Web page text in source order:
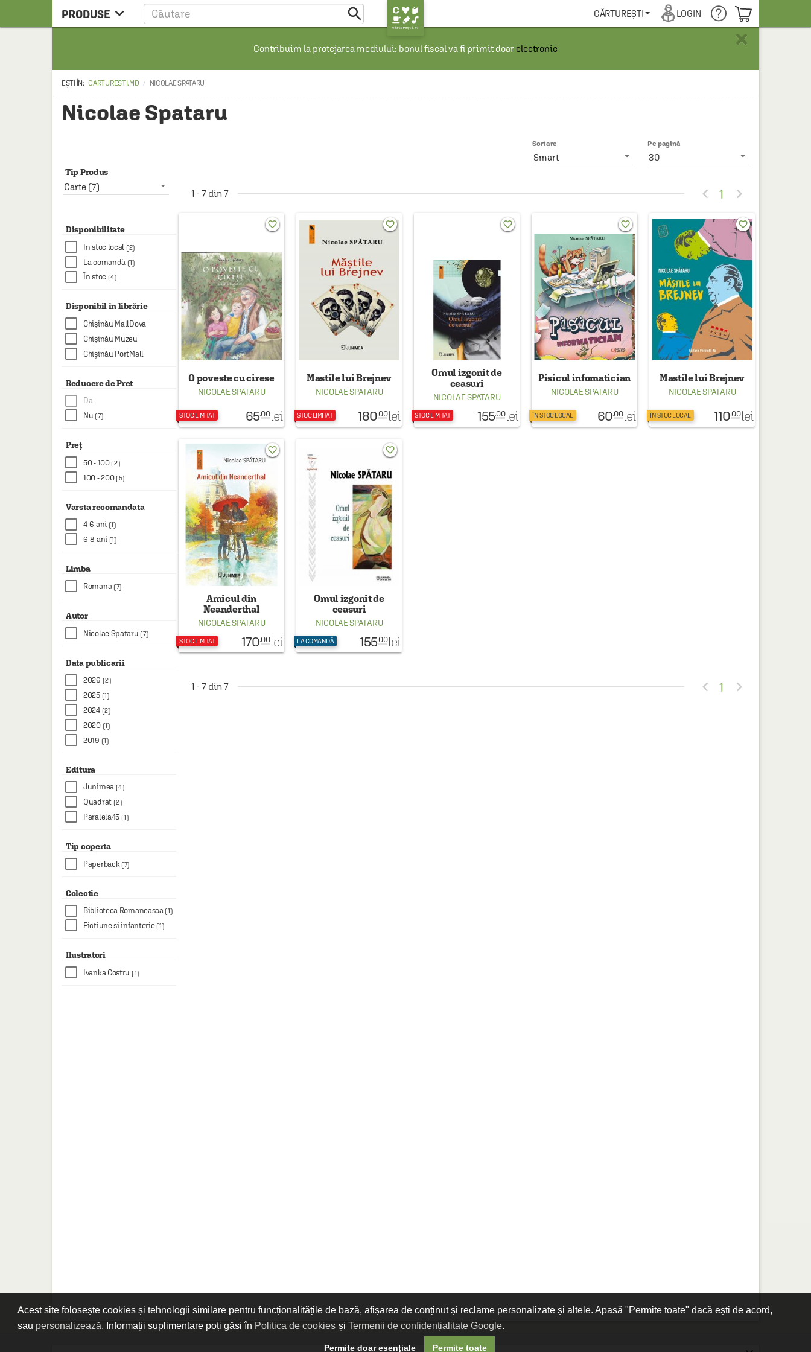
Acest site folosește cookies și tehnologii similare pentru funcționalitățile de bază, afișarea de conținut și reclame personalizate și altele. Apasă "Permite toate" dacă ești de acord,
sau personalizează. Informații suplimentare poți găsi în Politica de cookies și Termenii de confidențialitate Google.
Permite doar esențiale Permite toate
PRODUSE 
CARTE RUSA
RAFTURI ALESE
MUZICA
HOME & DECO
PAPETARIE
CEAI & ACCESORII
HAINE SI ACCESORII
JOCURI SI JUCARII
PLAYGROUND
COSMETICE
DISNEY
CURSURI LIMBI STRAINE
PROMOȚII ȘI SELECȚII
 CĂRTUREȘTI LOGIN COȘUL TĂU
×
Contribuim la protejarea mediului: bonul fiscal va fi primit doar electronic
CARTURESTI.MD NICOLAE SPATARU
Nicolae Spataru
Pe pagină
30
Sortare
Smart
Tip Produs
Carte (7)
Disponibilitate
In stoc local (2)
La comandă (1)
În stoc (4)
Disponibil în librărie
Chișinău MallDova
Chișinău Muzeu
Chișinău PortMall
Reducere de Pret
Da
Nu (7)
Preț
50 - 100 (2)
100 - 200 (5)
Varsta recomandata
4-6 ani (1)
6-8 ani (1)
Limba
Romana (7)
Autor
Nicolae Spataru (7)
Data publicarii
2026 (2)
2025 (1)
2024 (2)
2020 (1)
2019 (1)
Editura
Junimea (4)
Quadrat (2)
Paralela45 (1)
Tip coperta
Paperback (7)
Colectie
Biblioteca Romaneasca (1)
Fictiune si infanterie (1)
Ilustratori
Ivanka Costru (1)
1 - 7 din 7  1 
O poveste cu cirese
NICOLAE SPATARU
STOC LIMITAT 65.00 lei
favorite_border
Mastile lui Brejnev
NICOLAE SPATARU
STOC LIMITAT 180.00 lei
favorite_border
Omul izgonit de
ceasuri
NICOLAE SPATARU
STOC LIMITAT 155.00 lei
favorite_border
Pisicul infomatician
NICOLAE SPATARU
ÎN STOC LOCAL 60.00 lei
favorite_border
Mastile lui Brejnev
NICOLAE SPATARU
ÎN STOC LOCAL 110.00 lei
favorite_border
Amicul din
Neanderthal
NICOLAE SPATARU
STOC LIMITAT 170.00 lei
favorite_border
Omul izgonit de
ceasuri
NICOLAE SPATARU
LA COMANDĂ 155.00 lei
favorite_border
1 - 7 din 7  1 